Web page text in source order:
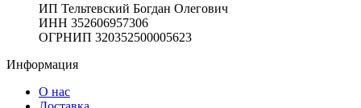
ИП Тельтевский Богдан Олегович
ИНН 352606957306
ОГРНИП 320352500005623
Информация
О нас